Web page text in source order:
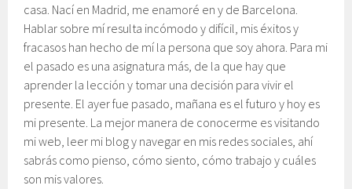
casa. Nací en Madrid, me enamoré en y de Barcelona.
Hablar sobre mí resulta incómodo y difícil, mis éxitos y
fracasos han hecho de mí la persona que soy ahora. Para mi
el pasado es una asignatura más, de la que hay que
aprender la lección y tomar una decisión para vivir el
presente. El ayer fue pasado, mañana es el futuro y hoy es
mi presente. La mejor manera de conocerme es visitando
mi web, leer mi blog y navegar en mis redes sociales, ahí
sabrás como pienso, cómo siento, cómo trabajo y cuáles
son mis valores.